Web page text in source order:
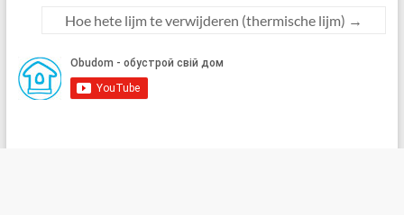
Hoe hete lijm te verwijderen (thermische lijm) →